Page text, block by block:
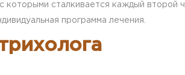
которыми сталкивается каждый второй
программа лечения.